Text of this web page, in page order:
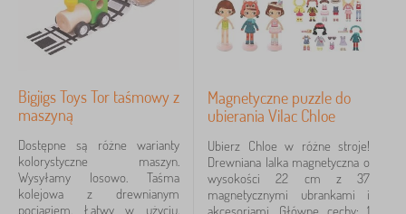
Marki
Usuń FILTRACJA
Bigjigs Toys Tor taśmowy z
maszyną
Dostępne są różne warianty
kolorystyczne maszyn.
Wysyłamy losowo. Taśma
kolejowa z drewnianym
pociągiem. Łatwy w użyciu,
Magnetyczne puzzle do
ubierania Vilac Chloe
Ubierz Chloe w różne stroje!
Drewniana lalka magnetyczna o
wysokości 22 cm z 37
magnetycznymi ubrankami i